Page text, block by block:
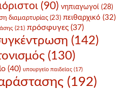
(90) νηπιαγωγοί (28)
διαμαρτυρίας (23) πειθαρχικό (32)
(21) πρόσφυγες (37)
(142)
(130)
(40) υπουργείο παιδείας (17)
(192)